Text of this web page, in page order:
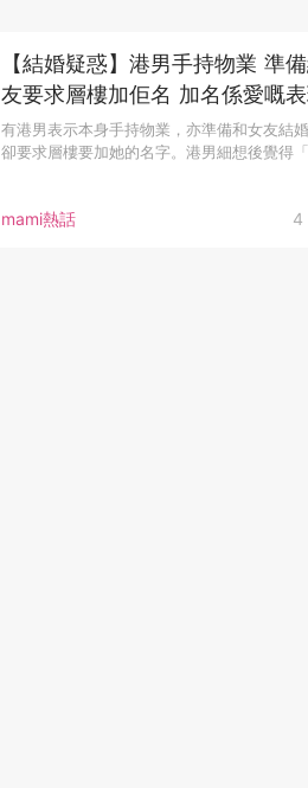
mami熱話 4
【結婚疑惑】港男手持物業 準
友要求層樓加佢名 加名係愛嘅
男最後咁樣做……
有港男表示本身手持物業，亦準備和女友結
卻要求層樓要加她的名字。港男細想後覺得